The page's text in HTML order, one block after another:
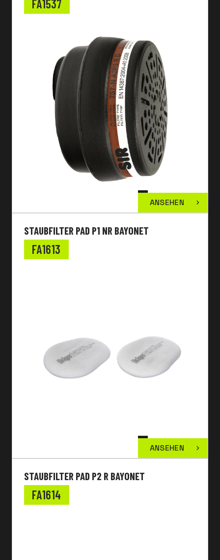
FA1537
ANSEHEN
STAUBFILTER PAD P1 NR BAYONET
FA1613
ANSEHEN
STAUBFILTER PAD P2 R BAYONET
FA1614